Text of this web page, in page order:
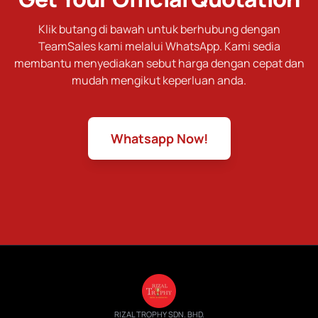
Klik butang di bawah untuk berhubung dengan
TeamSales kami melalui WhatsApp. Kami sedia
membantu menyediakan sebut harga dengan cepat dan
mudah mengikut keperluan anda.
Whatsapp Now!
RIZAL TROPHY SDN. BHD.